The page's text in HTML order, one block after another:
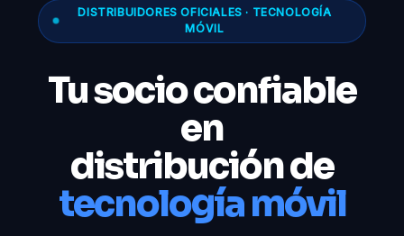
DISTRIBUIDORES OFICIALES · TECNOLOGÍA
MÓVIL
Tu socio confiable
en
distribución de
tecnología móvil